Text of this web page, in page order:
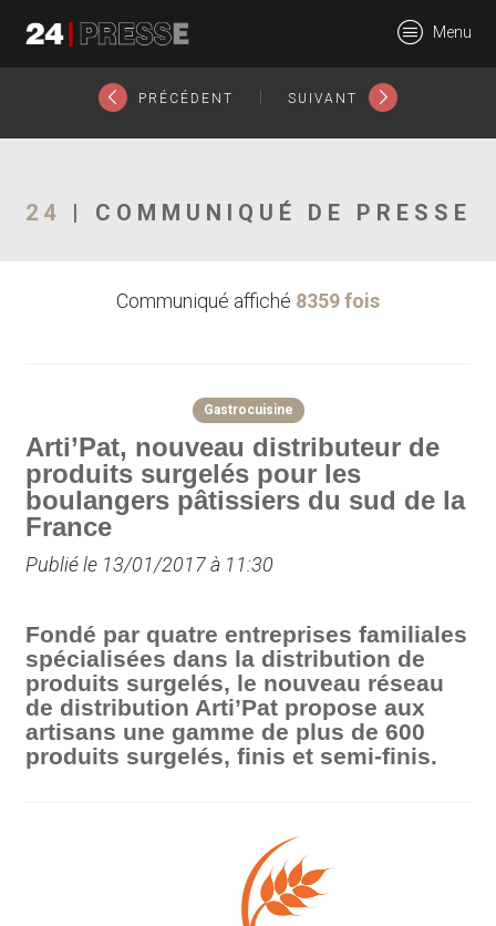
24Presse -
Communiqués de
Menu
PRÉCÉDENT SUIVANT
24 | COMMUNIQUÉ DE PRESSE
Communiqué affiché 8359 fois
Gastrocuisine
Arti’Pat, nouveau distributeur de
produits surgelés pour les
boulangers pâtissiers du sud de la
France
Publié le 13/01/2017 à 11:30
Fondé par quatre entreprises familiales
spécialisées dans la distribution de
produits surgelés, le nouveau réseau
de distribution Arti’Pat propose aux
artisans une gamme de plus de 600
produits surgelés, finis et semi-finis.